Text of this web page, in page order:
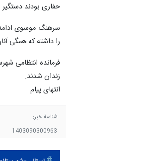
حفاری بودند
سرهنگ موسوی
را داشته که همگی
فرمانده انتظامی
زندان شدند.
انتهای پیام
شناسهٔ خبر:
1403090300963